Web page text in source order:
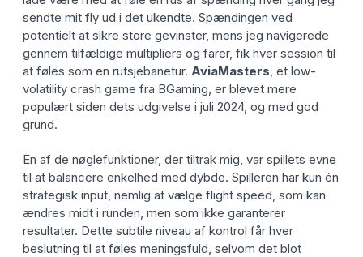
sendte mit fly ud i det ukendte. Spændingen ved
potentielt at sikre store gevinster, mens jeg navigerede
gennem tilfældige multipliers og farer, fik hver session til
at føles som en rutsjebanetur.AviaMasters, et low-
volatility crash game fra BGaming, er blevet mere
populært siden dets udgivelse i juli 2024, og med god
grund.
En af de nøglefunktioner, der tiltrak mig, var spillets evne
til at balancere enkelhed med dybde. Spilleren har kun én
strategisk input, nemlig at vælge flight speed, som kan
ændres midt i runden, men som ikke garanterer
resultater. Dette subtile niveau af kontrol får hver
beslutning til at føles meningsfuld, selvom det blot